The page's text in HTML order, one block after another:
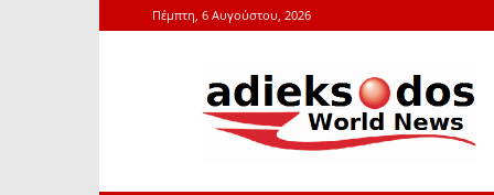
Πέμπτη, 6 Αυγούστου, 2026
adieksodos.gr